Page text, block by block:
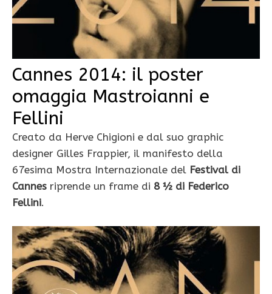
Cannes 2014: il poster
omaggia Mastroianni e
Fellini
Creato da Herve Chigioni e dal suo graphic
designer Gilles Frappier, il manifesto della
67esima Mostra Internazionale del Festival di
Cannes riprende un frame di 8 ½ di Federico
Fellini.